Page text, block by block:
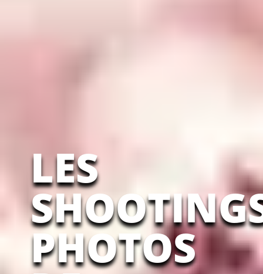
LES
PHOTOS